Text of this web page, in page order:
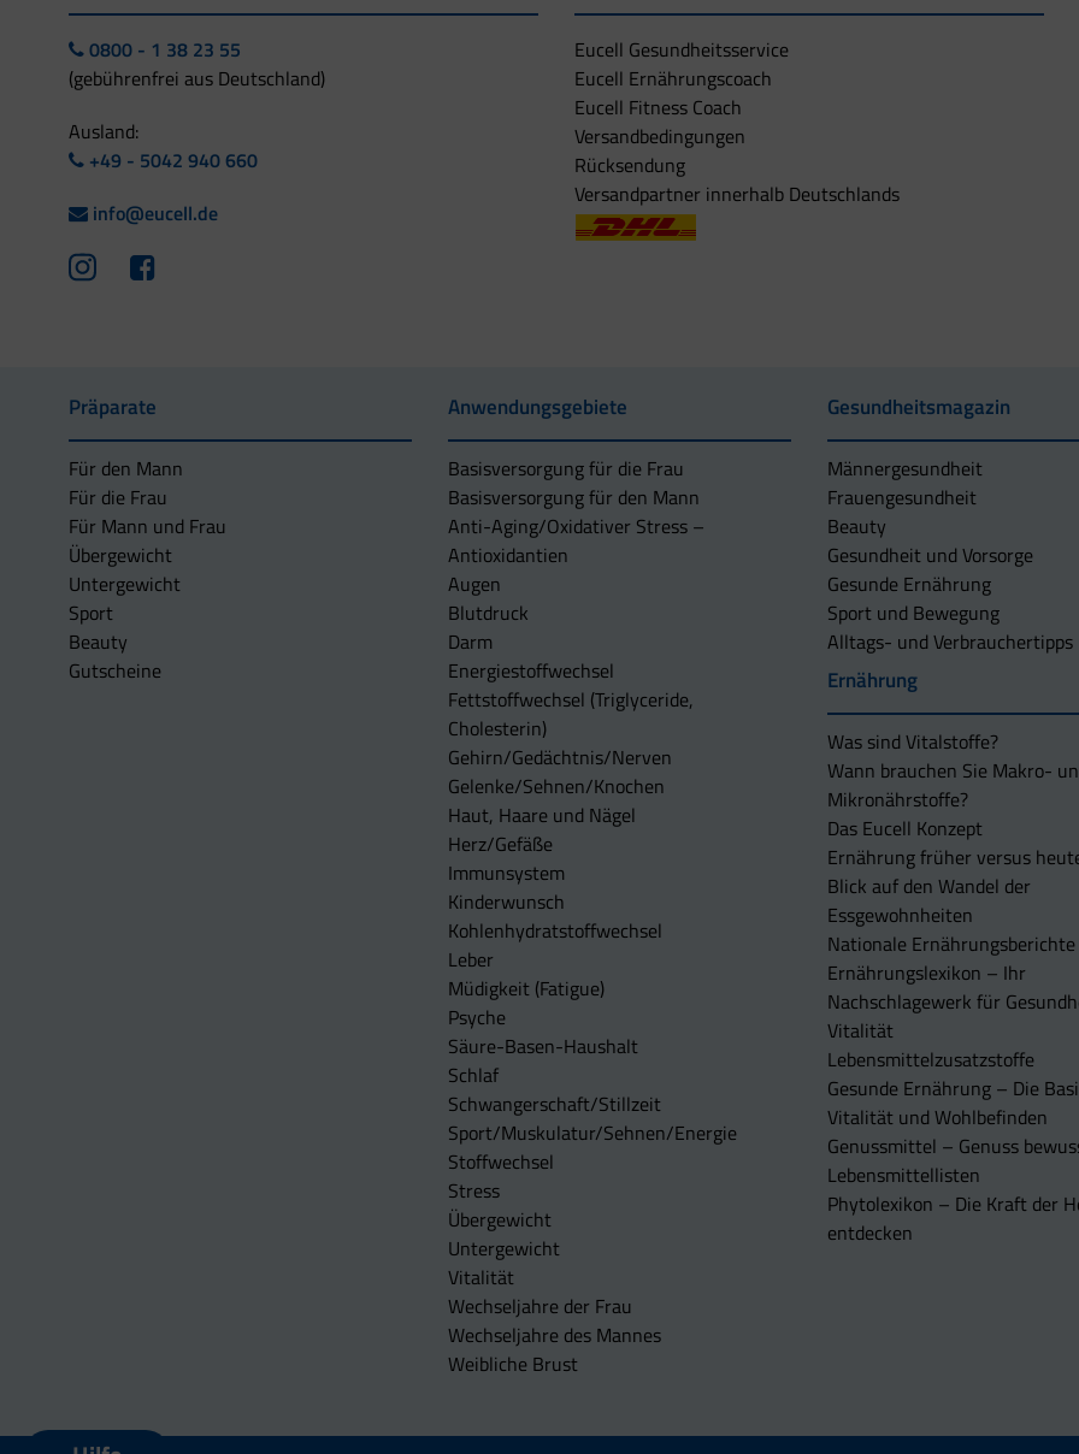
0800 - 1 38 23 55
(gebührenfrei aus Deutschland)
Ausland:
+49 - 5042 940 660
info@eucell.de
Eucell Gesundheitsservice
Eucell Ernährungscoach
Eucell Fitness Coach
Versandbedingungen
Rücksendung
Versandpartner innerhalb Deutschlands
Präparate
Für den Mann
Für die Frau
Für Mann und Frau
Übergewicht
Untergewicht
Sport
Beauty
Gutscheine
Anwendungsgebiete
Basisversorgung für die Frau
Basisversorgung für den Mann
Anti-Aging/Oxidativer Stress –
Antioxidantien
Augen
Blutdruck
Darm
Energiestoffwechsel
Fettstoffwechsel (Triglyceride,
Cholesterin)
Gehirn/Gedächtnis/Nerven
Gelenke/Sehnen/Knochen
Haut, Haare und Nägel
Herz/Gefäße
Immunsystem
Kinderwunsch
Kohlenhydratstoffwechsel
Leber
Müdigkeit (Fatigue)
Psyche
Säure-Basen-Haushalt
Schlaf
Schwangerschaft/Stillzeit
Sport/Muskulatur/Sehnen/Energie
Stoffwechsel
Stress
Übergewicht
Untergewicht
Vitalität
Wechseljahre der Frau
Wechseljahre des Mannes
Weibliche Brust
Gesundheitsmagazin
Männergesundheit
Frauengesundheit
Beauty
Gesundheit und Vorsorge
Gesunde Ernährung
Sport und Bewegung
Alltags- und Verbrauchertipps
Ernährung
Was sind Vitalstoffe?
Wann brauchen Sie Makro-
Mikronährstoffe?
Das Eucell Konzept
Ernährung früher versus
Blick auf den Wandel der
Essgewohnheiten
Nationale Ernährungsberichte
Ernährungslexikon – Ihr
Nachschlagewerk für
Vitalität
Lebensmittelzusatzstoffe
Gesunde Ernährung – Die
Vitalität und Wohlbefinden
Genussmittel – Genuss
Lebensmittellisten
Phytolexikon – Die Kraft der
entdecken